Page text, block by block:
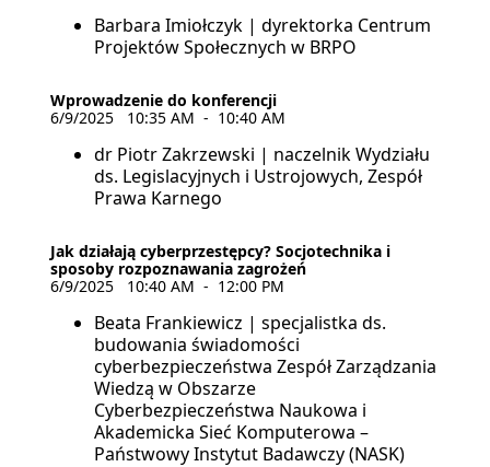
Barbara Imiołczyk | dyrektorka Centrum
Projektów Społecznych w BRPO
Wprowadzenie do konferencji
6/9/2025
10:35 AM - 10:40 AM
dr Piotr Zakrzewski | naczelnik Wydziału
ds. Legislacyjnych i Ustrojowych, Zespół
Prawa Karnego
Jak działają cyberprzestępcy? Socjotechnika i
sposoby rozpoznawania zagrożeń
6/9/2025
10:40 AM - 12:00 PM
Beata Frankiewicz | specjalistka ds.
budowania świadomości
cyberbezpieczeństwa Zespół Zarządzania
Wiedzą w Obszarze
Cyberbezpieczeństwa Naukowa i
Akademicka Sieć Komputerowa –
Państwowy Instytut Badawczy (NASK)